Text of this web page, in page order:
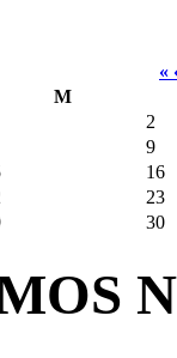
«
M
2
9
16
23
30